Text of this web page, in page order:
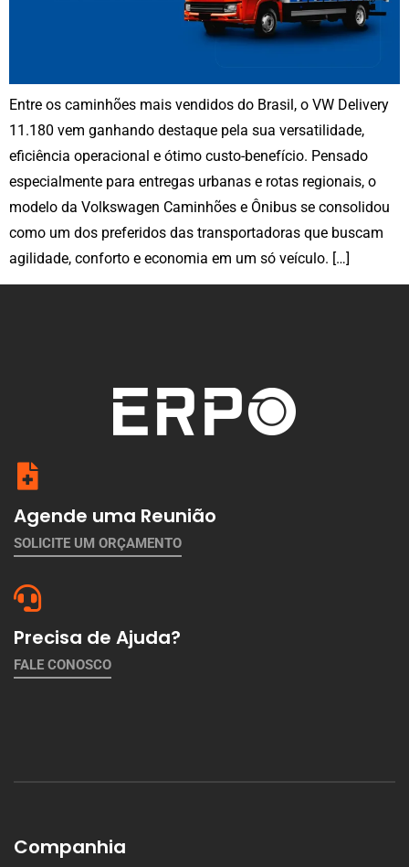
Entre os caminhões mais vendidos do Brasil, o VW Delivery
11.180 vem ganhando destaque pela sua versatilidade,
eficiência operacional e ótimo custo-benefício. Pensado
especialmente para entregas urbanas e rotas regionais, o
modelo da Volkswagen Caminhões e Ônibus se consolidou
como um dos preferidos das transportadoras que buscam
agilidade, conforto e economia em um só veículo. […]
Agende uma Reunião
SOLICITE UM ORÇAMENTO
Precisa de Ajuda?
FALE CONOSCO
Companhia